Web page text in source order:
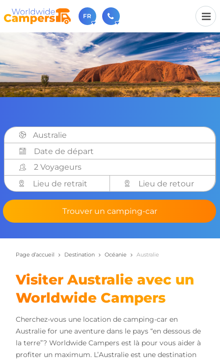
FR
+31 030-6974964
N'hésitez pas à nous appeler(lundi à vendredi de 9h à
17h).
sales@worldwidecampers.com
Vous pouvez également nous envoyer un e-mail.
Australie
2 Voyageurs
Lieu de retrait
Lieu de retour
Trouver un camping-car
Page d’accueil Destination Océanie Australie
Visiter Australie avec un
Worldwide Campers
Cherchez-vous une location de camping-car en
Australie for une aventure dans le pays “en dessous de
la terre”? Worldwide Campers est là pour vous aider à
profiter un maximum. L’Australie est une destination